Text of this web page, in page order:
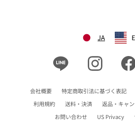
JA
Instagram
会社概要 特定商取引法に基づく表記
利用規約
送料・決済 返品・キャ
お問い合わせ
US Privacy